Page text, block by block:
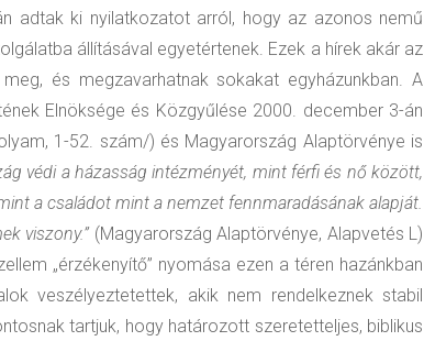
adtak ki nyilatkozatot arról, hogy az azonos nemű
állításával egyetértenek. Ezek a hírek akár az
és megzavarhatnak sokakat egyházunkban. A
Elnöksége és Közgyűlése 2000. december 3-án
1-52. szám/) és Magyarország Alaptörvénye is
védi a házasság intézményét, mint férfi és nő között,
a családot mint a nemzet fennmaradásának alapját.
viszony.”(Magyarország Alaptörvénye, Alapvetés L)
„érzékenyítő” nyomása ezen a téren hazánkban
veszélyeztetettek, akik nem rendelkeznek stabil
tartjuk, hogy határozott szeretetteljes, biblikus